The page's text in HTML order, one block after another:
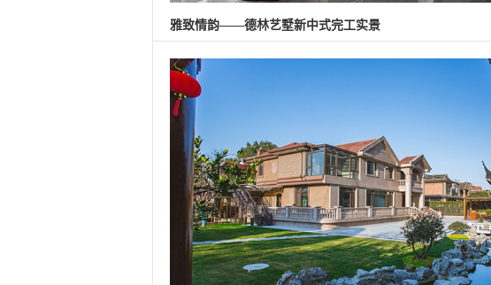
雅致情韵——德林艺墅新中式完工实景